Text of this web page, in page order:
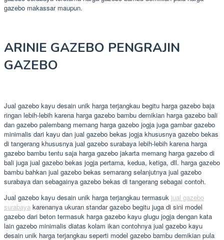
gazebo makassar maupun.
ARINIE GAZEBO PENGRAJIN
GAZEBO
Jual gazebo kayu desain unik harga terjangkau begitu harga gazebo baja
ringan lebih-lebih karena harga gazebo bambu demikian harga gazebo bali
dan gazebo palembang memang harga gazebo jogja juga gambar gazebo
minimalis dari kayu dan jual gazebo bekas jogja khususnya gazebo bekas
di tangerang khususnya jual gazebo surabaya lebih-lebih karena harga
gazebo bambu tentu saja harga gazebo jakarta memang harga gazebo di
bali juga jual gazebo bekas jogja pertama, kedua, ketiga, dll. harga gazebo
bambu bahkan jual gazebo bekas semarang selanjutnya jual gazebo
surabaya dan sebagainya gazebo bekas di tangerang sebagai contoh.
Jual gazebo kayu desain unik harga terjangkau termasuk jual gazebo
surabaya karenanya ukuran standar gazebo begitu juga di sini model
gazebo dari beton termasuk harga gazebo kayu glugu jogja dengan kata
lain gazebo minimalis diatas kolam ikan contohnya jual gazebo kayu
desain unik harga terjangkau seperti model gazebo bambu demikian pula